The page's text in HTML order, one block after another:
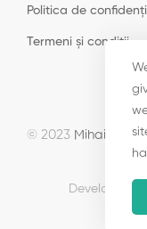
Politica de
Termeni și condiții
© 2023 Mihail
Developed by